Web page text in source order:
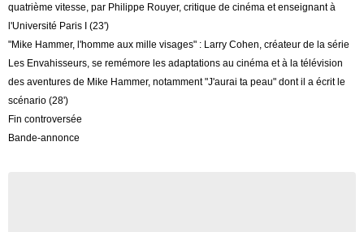
quatrième vitesse, par Philippe Rouyer, critique de cinéma et enseignant à
l'Université Paris I (23')
"Mike Hammer, l'homme aux mille visages" : Larry Cohen, créateur de la série
Les Envahisseurs, se remémore les adaptations au cinéma et à la télévision
des aventures de Mike Hammer, notamment "J'aurai ta peau" dont il a écrit le
scénario (28')
Fin controversée
Bande-annonce